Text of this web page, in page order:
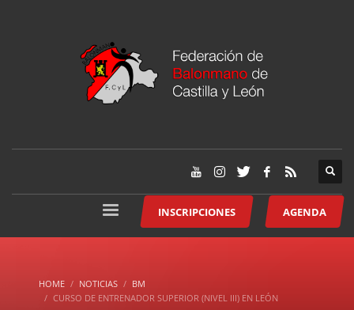
INSCRIPCIONES AGENDA
HOME NOTICIAS
BM
CURSO DE ENTRENADOR SUPERIOR (NIVEL III) EN LEÓN